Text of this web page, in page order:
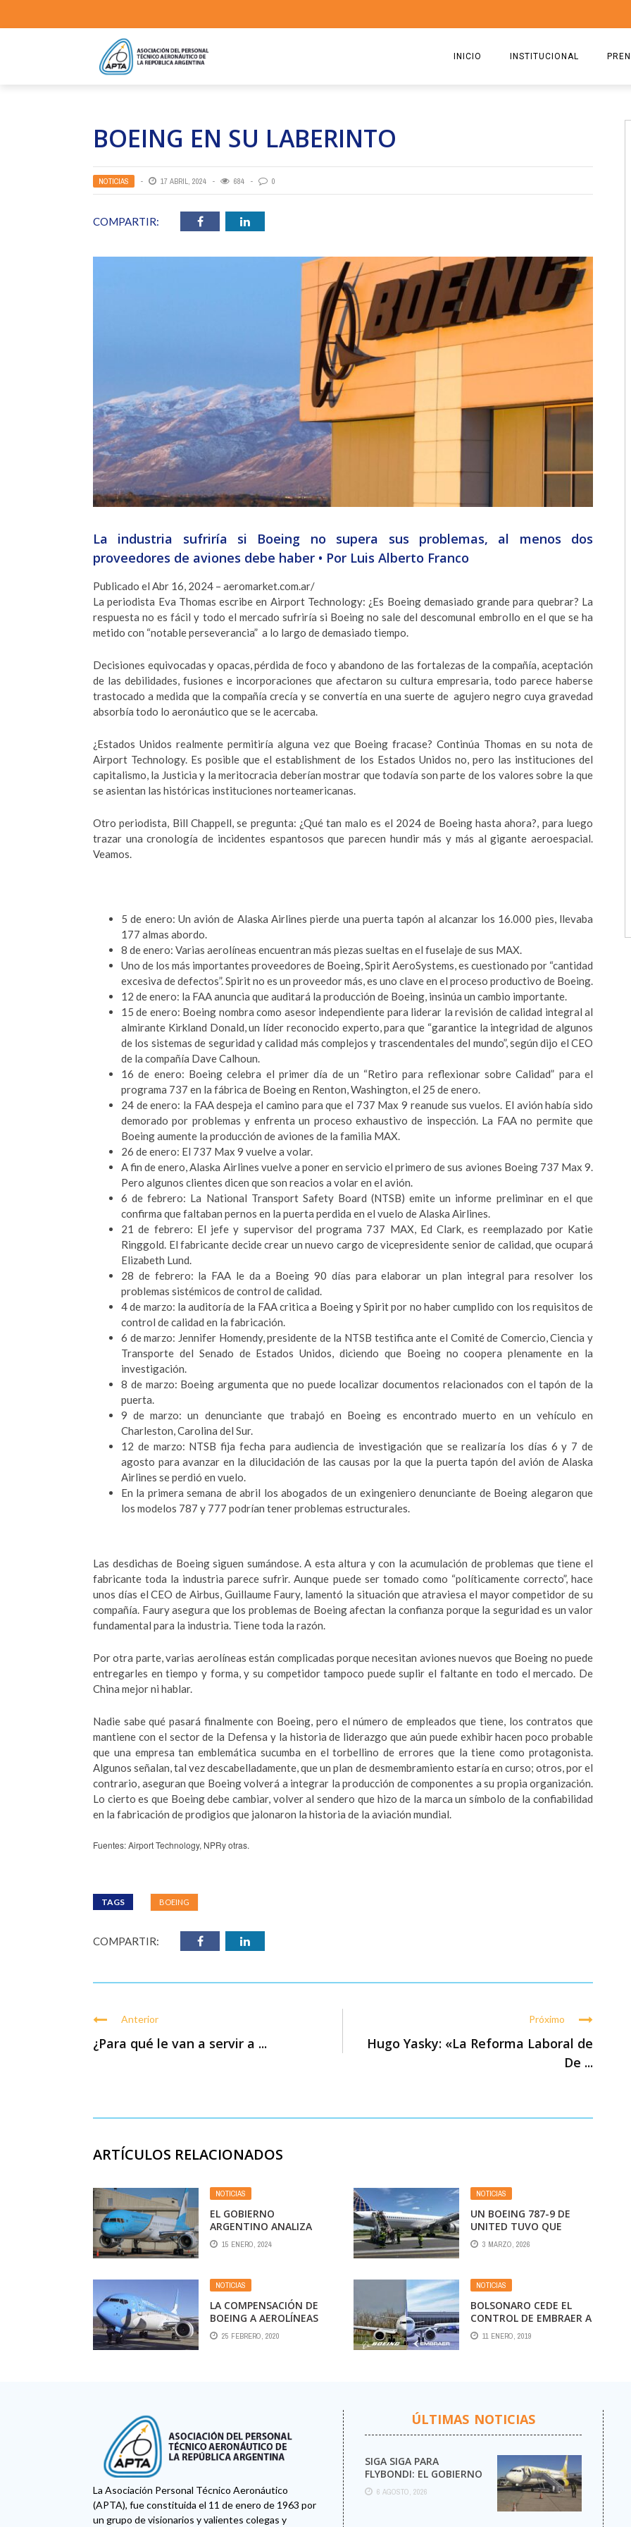
INICIO INSTITUCIONAL
COMISIÓN DIRECTIVA 2023-
RICARDO CIRIELLI
BOEING EN SU LABERINTO
NOTICIAS 17 ABRIL, 2024 684 0
COMPARTIR:
La industria sufriría si Boeing no supera sus problemas, al menos dos
proveedores de aviones debe haber • Por Luis Alberto Franco
Publicado el Abr 16, 2024 – aeromarket.com.ar/
La periodista Eva Thomas escribe en Airport Technology: ¿Es Boeing demasiado grande para quebrar? La
respuesta no es fácil y todo el mercado sufriría si Boeing no sale del descomunal embrollo en el que se ha
metido con “notable perseverancia” a lo largo de demasiado tiempo.
Decisiones equivocadas y opacas, pérdida de foco y abandono de las fortalezas de la compañía, aceptación
de las debilidades, fusiones e incorporaciones que afectaron su cultura empresaria, todo parece haberse
trastocado a medida que la compañía crecía y se convertía en una suerte de agujero negro cuya gravedad
absorbía todo lo aeronáutico que se le acercaba.
¿Estados Unidos realmente permitiría alguna vez que Boeing fracase? Continúa Thomas en su nota de
Airport Technology. Es posible que el establishment de los Estados Unidos no, pero las instituciones del
capitalismo, la Justicia y la meritocracia deberían mostrar que todavía son parte de los valores sobre la que
se asientan las históricas instituciones norteamericanas.
Otro periodista, Bill Chappell, se pregunta: ¿Qué tan malo es el 2024 de Boeing hasta ahora?, para luego
trazar una cronología de incidentes espantosos que parecen hundir más y más al gigante aeroespacial.
Veamos.
5 de enero: Un avión de Alaska Airlines pierde una puerta tapón al alcanzar los 16.000 pies, llevaba
177 almas abordo.
8 de enero: Varias aerolíneas encuentran más piezas sueltas en el fuselaje de sus MAX.
Uno de los más importantes proveedores de Boeing, Spirit AeroSystems, es cuestionado por “cantidad
excesiva de defectos”. Spirit no es un proveedor más, es uno clave en el proceso productivo de Boeing.
12 de enero: la FAA anuncia que auditará la producción de Boeing, insinúa un cambio importante.
15 de enero: Boeing nombra como asesor independiente para liderar la revisión de calidad integral al
almirante Kirkland Donald, un líder reconocido experto, para que “garantice la integridad de algunos
de los sistemas de seguridad y calidad más complejos y trascendentales del mundo”, según dijo el CEO
de la compañía Dave Calhoun.
16 de enero: Boeing celebra el primer día de un “Retiro para reflexionar sobre Calidad” para el
programa 737 en la fábrica de Boeing en Renton, Washington, el 25 de enero.
24 de enero: la FAA despeja el camino para que el 737 Max 9 reanude sus vuelos. El avión había sido
demorado por problemas y enfrenta un proceso exhaustivo de inspección. La FAA no permite que
Boeing aumente la producción de aviones de la familia MAX.
26 de enero: El 737 Max 9 vuelve a volar.
A fin de enero, Alaska Airlines vuelve a poner en servicio el primero de sus aviones Boeing 737 Max 9.
Pero algunos clientes dicen que son reacios a volar en el avión.
6 de febrero: La National Transport Safety Board (NTSB) emite un informe preliminar en el que
confirma que faltaban pernos en la puerta perdida en el vuelo de Alaska Airlines.
21 de febrero: El jefe y supervisor del programa 737 MAX, Ed Clark, es reemplazado por Katie
Ringgold. El fabricante decide crear un nuevo cargo de vicepresidente senior de calidad, que ocupará
Elizabeth Lund.
28 de febrero: la FAA le da a Boeing 90 días para elaborar un plan integral para resolver los
problemas sistémicos de control de calidad.
4 de marzo: la auditoría de la FAA critica a Boeing y Spirit por no haber cumplido con los requisitos de
control de calidad en la fabricación.
6 de marzo: Jennifer Homendy, presidente de la NTSB testifica ante el Comité de Comercio, Ciencia y
Transporte del Senado de Estados Unidos, diciendo que Boeing no coopera plenamente en la
investigación.
8 de marzo: Boeing argumenta que no puede localizar documentos relacionados con el tapón de la
puerta.
9 de marzo: un denunciante que trabajó en Boeing es encontrado muerto en un vehículo en
Charleston, Carolina del Sur.
12 de marzo: NTSB fija fecha para audiencia de investigación que se realizaría los días 6 y 7 de
agosto para avanzar en la dilucidación de las causas por la que la puerta tapón del avión de Alaska
Airlines se perdió en vuelo.
En la primera semana de abril los abogados de un exingeniero denunciante de Boeing alegaron que
los modelos 787 y 777 podrían tener problemas estructurales.
Las desdichas de Boeing siguen sumándose. A esta altura y con la acumulación de problemas que tiene el
fabricante toda la industria parece sufrir. Aunque puede ser tomado como “políticamente correcto”, hace
unos días el CEO de Airbus, Guillaume Faury, lamentó la situación que atraviesa el mayor competidor de su
compañía. Faury asegura que los problemas de Boeing afectan la confianza porque la seguridad es un valor
fundamental para la industria. Tiene toda la razón.
Por otra parte, varias aerolíneas están complicadas porque necesitan aviones nuevos que Boeing no puede
entregarles en tiempo y forma, y su competidor tampoco puede suplir el faltante en todo el mercado. De
China mejor ni hablar.
Nadie sabe qué pasará finalmente con Boeing, pero el número de empleados que tiene, los contratos que
mantiene con el sector de la Defensa y la historia de liderazgo que aún puede exhibir hacen poco probable
que una empresa tan emblemática sucumba en el torbellino de errores que la tiene como protagonista.
Algunos señalan, tal vez descabelladamente, que un plan de desmembramiento estaría en curso; otros, por el
contrario, aseguran que Boeing volverá a integrar la producción de componentes a su propia organización.
Lo cierto es que Boeing debe cambiar, volver al sendero que hizo de la marca un símbolo de la confiabilidad
en la fabricación de prodigios que jalonaron la historia de la aviación mundial.
Fuentes: Airport Technology, NPRy otras.
TAGS BOEING
COMPARTIR:
Anterior
¿Para qué le van a servir a ...
Próximo
Hugo Yasky: «La Reforma Laboral de
De ...
ARTÍCULOS RELACIONADOS
NOTICIAS
EL GOBIERNO
ARGENTINO ANALIZA
VENDER EL AVIÓN
PRESIDENCIAL QUE
DE UN AÑO
15 ENERO, 2024
NOTICIAS
UN BOEING 787-9 DE
UNITED TUVO QUE
ATERRIZAR DE
EMERGENCIA APENAS
AEROPUERTO DE LOS
ÁNGELES POR EL FALLO
DE UN MOTOR
3 MARZO, 2026
NOTICIAS
LA COMPENSACIÓN DE
BOEING A AEROLÍNEAS
ARGENTINAS POR LOS
B737MAX PODRÁ SER
25 FEBRERO, 2020
NOTICIAS
BOLSONARO CEDE EL
CONTROL DE EMBRAER A
BOEING
11 ENERO, 2019
La Asociación Personal Técnico Aeronáutico
(APTA), fue constituida el 11 de enero de 1963 por
un grupo de visionarios y valientes colegas y
ÚLTIMAS NOTICIAS
SIGA SIGA PARA
FLYBONDI: EL GOBIERNO
AUTORIZÓ LA VENTA DE
MÁS PASAJES
6 AGOSTO, 2026